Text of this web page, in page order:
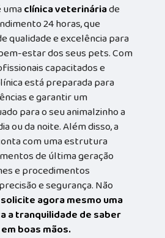
umaclínica veterináriade
24 horas, que
qualidade e excelência para
estar dos seus pets. Com
capacitados e
está preparada para
e garantir um
para o seu animalzinho a
ou da noite. Além disso, a
com uma estrutura
de última geração
e procedimentos
e segurança. Não
solicite agora mesmo uma
a tranquilidade de saber
boas mãos.